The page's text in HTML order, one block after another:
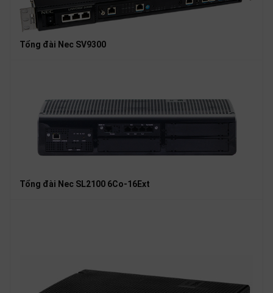
Tổng đài Nec SV9300
Tổng đài Nec SL2100 6Co-16Ext